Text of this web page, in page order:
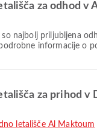
za odhod v
so najbolj priljubljena
informacije o
za prihod v
letališče Al Maktoum